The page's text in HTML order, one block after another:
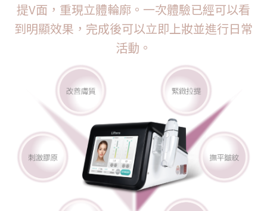
提V面，重現立體輪廓。一次體驗已經可以看
到明顯效果，完成後可以立即上妝並進行日常
活動。